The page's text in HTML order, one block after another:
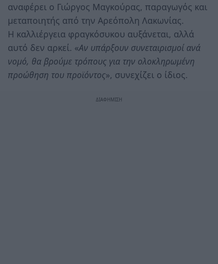
αναφέρει ο Γιώργος Μαγκούρας, παραγωγός και
μεταποιητής από την Αρεόπολη Λακωνίας.
Η καλλιέργεια φραγκόσυκου αυξάνεται, αλλά
αυτό δεν αρκεί. «Αν υπάρξουν συνεταιρισμοί ανά
νομό, θα βρούμε τρόπους για την ολοκληρωμένη
προώθηση του προϊόντος», συνεχίζει ο ίδιος.